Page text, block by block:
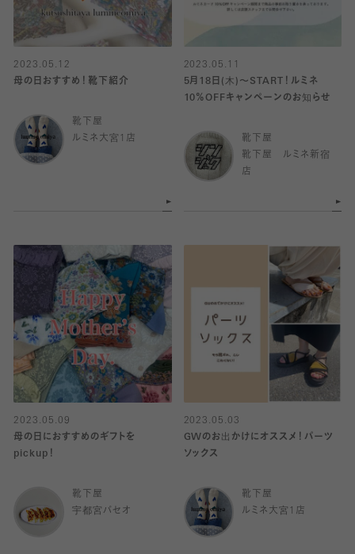
2023.05.12
母の日おすすめ！靴下紹介
靴下屋
ルミネ大宮1店
2023.05.11
5月18日(木)〜START！ルミネ
10％OFFキャンペーンのお知らせ
靴下屋
靴下屋 ルミネ新宿
店
2023.05.09
母の日におすすめのギフトを
pickup！
靴下屋
宇都宮パセオ
2023.05.03
GWのお出かけにオススメ！パーツ
ソックス
靴下屋
ルミネ大宮1店